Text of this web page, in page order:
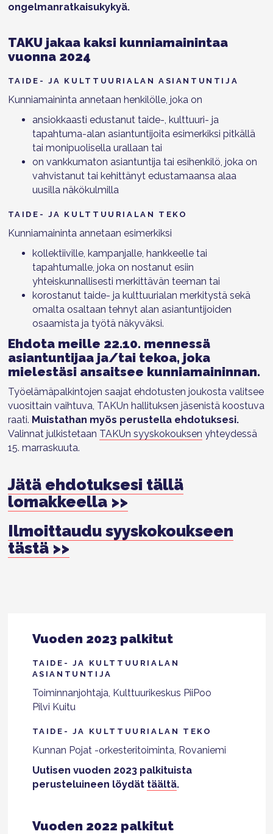
ongelmanratkaisukykyä.
TAKU jakaa kaksi kunniamainintaa
vuonna 2024
TAIDE- JA KULTTUURIALAN ASIANTUNTIJA
Kunniamaininta annetaan henkilölle, joka on
ansiokkaasti edustanut taide-, kulttuuri- ja
tapahtuma-alan asiantuntijoita esimerkiksi pitkällä
tai monipuolisella urallaan tai
on vankkumaton asiantuntija tai esihenkilö, joka on
vahvistanut tai kehittänyt edustamaansa alaa
uusilla näkökulmilla
TAIDE- JA KULTTUURIALAN TEKO
Kunniamaininta annetaan esimerkiksi
kollektiiville, kampanjalle, hankkeelle tai
tapahtumalle, joka on nostanut esiin
yhteiskunnallisesti merkittävän teeman tai
korostanut taide- ja kulttuurialan merkitystä sekä
omalta osaltaan tehnyt alan asiantuntijoiden
osaamista ja työtä näkyväksi.
Ehdota meille 22.10. mennessä
asiantuntijaa ja/tai tekoa, joka
mielestäsi ansaitsee kunniamaininnan.
Työelämäpalkintojen saajat ehdotusten joukosta valitsee
vuosittain vaihtuva, TAKUn hallituksen jäsenistä koostuva
raati. Muistathan myös perustella ehdotuksesi.
Valinnat julkistetaan TAKUn syyskokouksen yhteydessä
15. marraskuuta.
Jätä ehdotuksesi tällä
lomakkeella >>
Ilmoittaudu syyskokoukseen
tästä >>
Vuoden 2023 palkitut
TAIDE- JA KULTTUURIALAN
ASIANTUNTIJA
Toiminnanjohtaja, Kulttuurikeskus PiiPoo
Pilvi Kuitu
TAIDE- JA KULTTUURIALAN TEKO
Kunnan Pojat -orkesteritoiminta, Rovaniemi
Uutisen vuoden 2023 palkituista
perusteluineen löydät täältä.
Vuoden 2022 palkitut